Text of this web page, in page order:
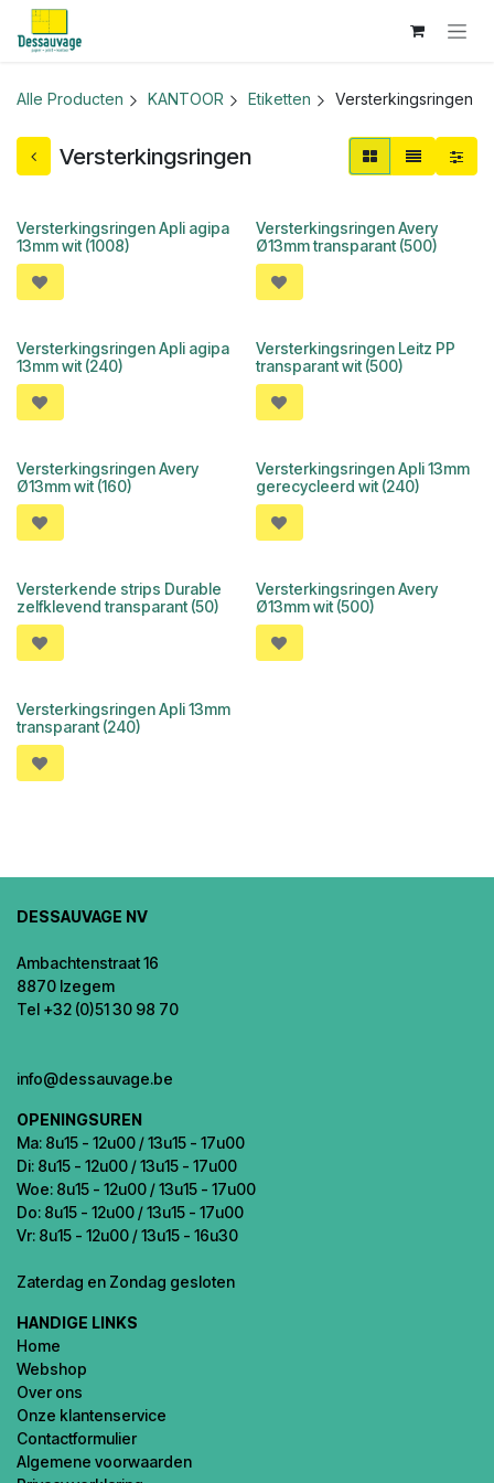
Overslaan naar inhoud
Alle Producten KANTOOR Etiketten Versterkingsringen
Versterkingsringen
Versterkingsringen Apli agipa
13mm wit (1008)
Versterkingsringen Avery
Ø13mm transparant (500)
Versterkingsringen Apli agipa
13mm wit (240)
Versterkingsringen Leitz PP
transparant wit (500)
Versterkingsringen Avery
Ø13mm wit (160)
Versterkingsringen Apli 13mm
gerecycleerd wit (240)
Versterkende strips Durable
zelfklevend transparant (50)
Versterkingsringen Avery
Ø13mm wit (500)
Versterkingsringen Apli 13mm
transparant (240)
DESSAUVAGE NV
Ambachtenstraat 16
8870 Izegem
Tel +32 (0)51 30 98 70
info@dessauvage.be
OPENINGSUREN
Ma: 8u15 - 12u00 / 13u15 - 17u00
Di: 8u15 - 12u00 / 13u15 - 17u00
Woe: 8u15 - 12u00 / 13u15 - 17u00
Do: 8u15 - 12u00 / 13u15 - 17u00
Vr: 8u15 - 12u00 / 13u15 - 16u30
Zaterdag en Zondag gesloten
HANDIGE LINKS
Home
Webshop
Over ons
Onze klantenservice
Contactformulier
Algemene voorwaarden